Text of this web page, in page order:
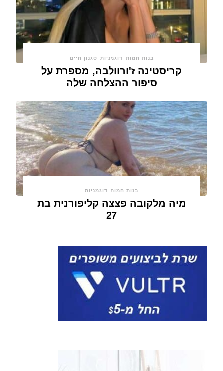
בנות חמות דוגמניות סגנון חיים
קריסטינה ז'ורוולבה, מספרת על
סיפור ההצלחה שלה
בנות חמות דוגמניות
מיה מלקובה פצצה קליפורנית בת
27